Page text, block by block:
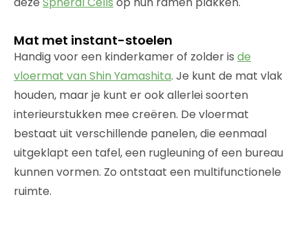
Mat met instant-stoelen
Handig voor een kinderkamer of zolder is de
vloermat van Shin Yamashita. Je kunt de mat vlak
houden, maar je kunt er ook allerlei soorten
interieurstukken mee creëren. De vloermat
bestaat uit verschillende panelen, die eenmaal
uitgeklapt een tafel, een rugleuning of een bureau
kunnen vormen. Zo ontstaat een multifunctionele
ruimte.